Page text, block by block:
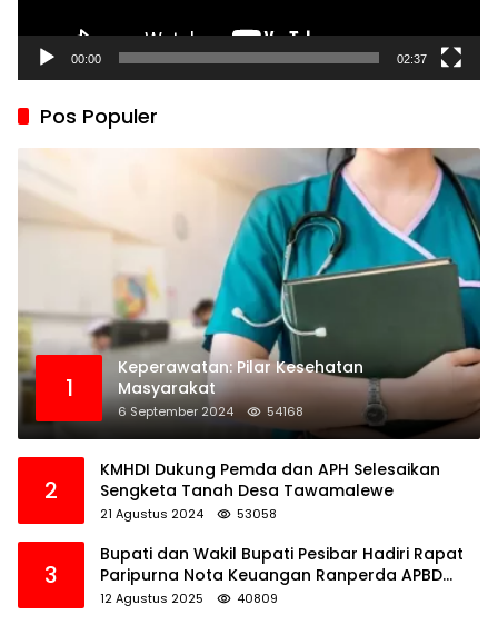
00:00 02:37
Pos Populer
1
Keperawatan: Pilar Kesehatan
Masyarakat
6 September 2024 54168
2
KMHDI Dukung Pemda dan APH Selesaikan
Sengketa Tanah Desa Tawamalewe
21 Agustus 2024 53058
3
Bupati dan Wakil Bupati Pesibar Hadiri Rapat
Paripurna Nota Keuangan Ranperda APBD
Perubahan TA 2025
12 Agustus 2025 40809